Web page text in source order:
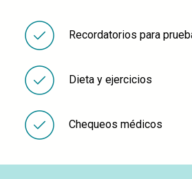
Recordatorios para
Dieta y ejercicios
Chequeos médicos